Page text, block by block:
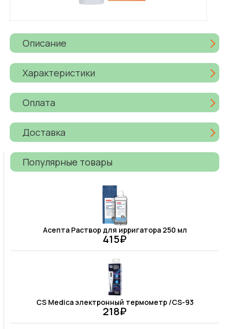
Описание
Характеристики
Оплата
Доставка
Популярные товары
Асепта Раствор для ирригатора 250 мл
415₽
CS Medica электронный термометр /CS-93
218₽